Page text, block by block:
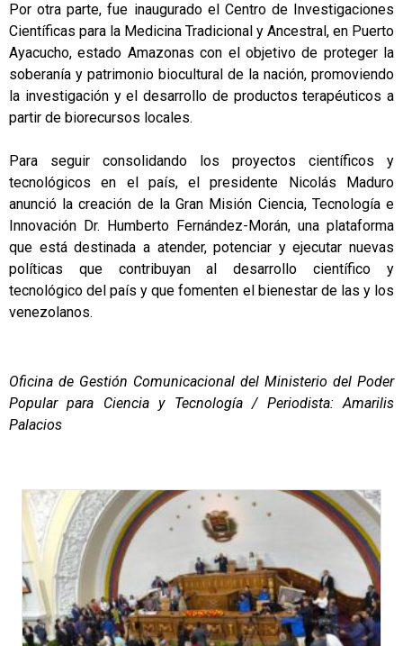
Por otra parte, fue inaugurado el Centro de Investigaciones
Científicas para la Medicina Tradicional y Ancestral, en Puerto
Ayacucho, estado Amazonas con el objetivo de proteger la
soberanía y patrimonio biocultural de la nación, promoviendo
la investigación y el desarrollo de productos terapéuticos a
partir de biorecursos locales.
Para seguir consolidando los proyectos científicos y
tecnológicos en el país, el presidente Nicolás Maduro
anunció la creación de la Gran Misión Ciencia, Tecnología e
Innovación Dr. Humberto Fernández-Morán, una plataforma
que está destinada a atender, potenciar y ejecutar nuevas
políticas que contribuyan al desarrollo científico y
tecnológico del país y que fomenten el bienestar de las y los
venezolanos.
Oficina de Gestión Comunicacional del Ministerio del Poder
Popular para Ciencia y Tecnología / Periodista: Amarilis
Palacios